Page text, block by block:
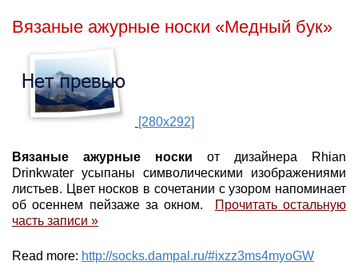
Вязаные ажурные носки «Медный бук»
[280x292]
Вязаные ажурные носки от дизайнера Rhian
Drinkwater усыпаны символическими изображениями
листьев. Цвет носков в сочетании с узором напоминает
об осеннем пейзаже за окном.
Прочитать остальную
часть записи »
Read more: http://socks.dampal.ru/#ixzz3ms4myoGW